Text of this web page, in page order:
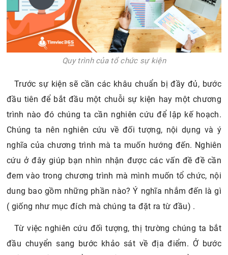
Quy trình của tổ chức sự kiện
Trước sự kiện sẽ cần các khâu chuẩn bị đầy đủ, bước
đầu tiên để bắt đầu một chuỗi sự kiện hay một chương
trình nào đó chúng ta cần nghiên cứu để lập kế hoạch.
Chúng ta nên nghiên cứu về đối tượng, nội dụng và ý
nghĩa của chương trình mà ta muốn hướng đến. Nghiên
cứu ở đây giúp bạn nhìn nhận được các vấn đề đề cần
đem vào trong chương trình mà mình muốn tổ chức, nội
dung bao gồm những phần nào? Ý nghĩa nhắm đến là gì
( giống như mục đích mà chúng ta đặt ra từ đầu) .
Từ việc nghiên cứu đối tượng, thị trường chúng ta bắt
đầu chuyển sang bước khảo sát về địa điểm. Ở bước